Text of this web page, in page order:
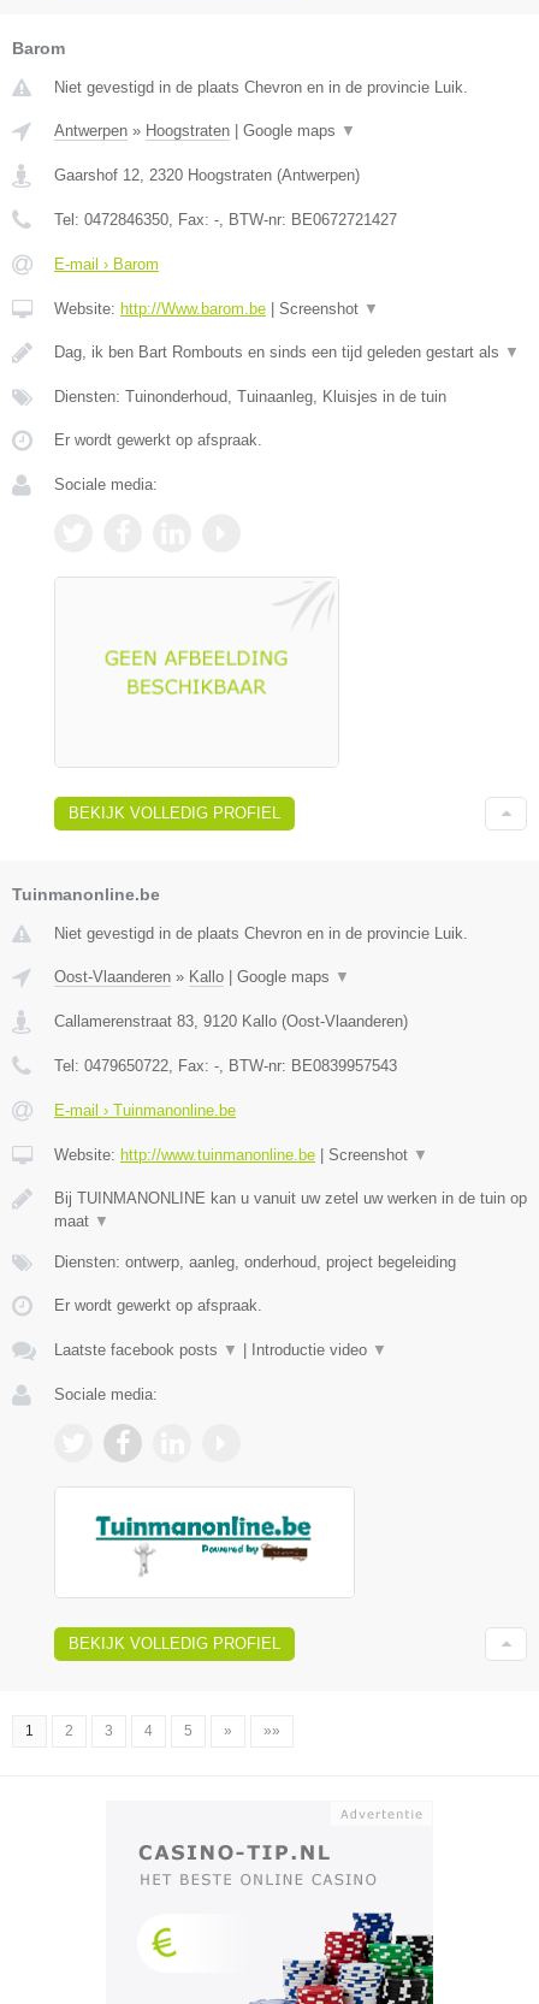
Barom
Niet gevestigd in de plaats Chevron en in de provincie Luik.
Antwerpen » Hoogstraten Google maps ▼
Gaarshof 12, 2320 Hoogstraten (Antwerpen)
Tel: 0472846350, Fax: -, BTW-nr: BE0672721427
E-mail › Barom
Website: http://Www.barom.be Screenshot ▼
Dag, ik ben Bart Rombouts en sinds een tijd geleden gestart als ▼
Diensten: Tuinonderhoud, Tuinaanleg, Kluisjes in de tuin
Er wordt gewerkt op afspraak.
Sociale media:
BEKIJK VOLLEDIG PROFIEL
Tuinmanonline.be
Niet gevestigd in de plaats Chevron en in de provincie Luik.
Oost-Vlaanderen » Kallo Google maps ▼
Callamerenstraat 83 9120 Kallo (Oost-Vlaanderen)
Tel: 0479650722 , Fax: - , BTW-nr: BE0839957543
E-mail › Tuinmanonline.be
Website: http://www.tuinmanonline.be Screenshot ▼
Bij TUINMANONLINE kan u vanuit uw zetel uw werken in de tuin op
maat ▼
Diensten: ontwerp, aanleg, onderhoud, project begeleiding
Er wordt gewerkt op afspraak.
Laatste facebook posts ▼ Introductie video ▼
Sociale media:
BEKIJK VOLLEDIG PROFIEL
1 2 3 4 5 » »»